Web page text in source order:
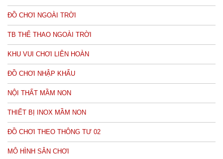
ĐỒ CHƠI NGOÀI TRỜI
TB THỂ THAO NGOÀI TRỜI
KHU VUI CHƠI LIÊN HOÀN
ĐỒ CHƠI NHẬP KHẨU
NỘI THẤT MẦM NON
THIẾT BỊ INOX MẦM NON
ĐỒ CHƠI THEO THÔNG TƯ 02
MÔ HÌNH SÂN CHƠI